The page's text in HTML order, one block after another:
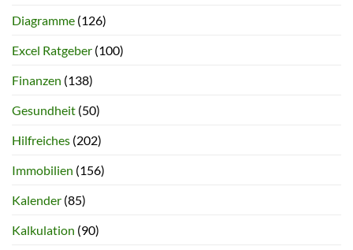
Diagramme (126)
Excel Ratgeber (100)
Finanzen (138)
Gesundheit (50)
Hilfreiches (202)
Immobilien (156)
Kalender (85)
Kalkulation (90)